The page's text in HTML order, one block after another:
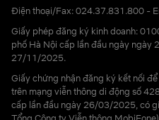
Điện thoại/Fax: 024.37.831.800 -
Giấy phép đăng ký kinh doanh:
phố Hà Nội cấp lần đầu ngày
27/11/2025.
Giấy chứng nhận đăng ký kết nối
trên mạng viễn thông di động số
cấp lần đầu ngày 26/03/2025, có